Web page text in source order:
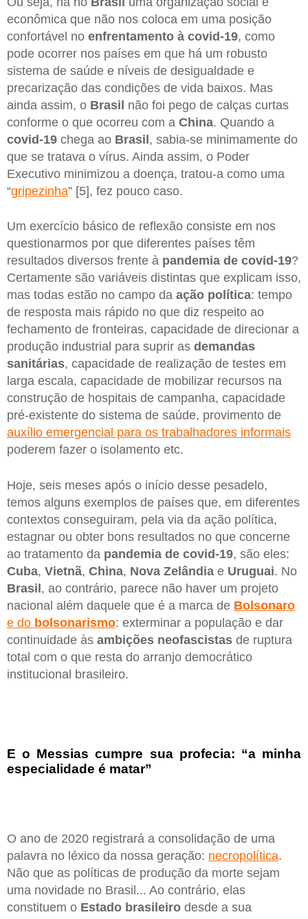
econômica que não nos coloca em uma posição
confortável no enfrentamento à covid-19, como
pode ocorrer nos países em que há um robusto
sistema de saúde e níveis de desigualdade e
precarização das condições de vida baixos. Mas
ainda assim, o Brasil não foi pego de calças curtas
conforme o que ocorreu com a China. Quando a
covid-19 chega ao Brasil, sabia-se minimamente do
que se tratava o vírus. Ainda assim, o Poder
Executivo minimizou a doença, tratou-a como uma
“gripezinha” [5], fez pouco caso.
Um exercício básico de reflexão consiste em nos
questionarmos por que diferentes países têm
resultados diversos frente à pandemia de covid-19?
Certamente são variáveis distintas que explicam isso,
mas todas estão no campo da ação política: tempo
de resposta mais rápido no que diz respeito ao
fechamento de fronteiras, capacidade de direcionar a
produção industrial para suprir as demandas
sanitárias, capacidade de realização de testes em
larga escala, capacidade de mobilizar recursos na
construção de hospitais de campanha, capacidade
pré-existente do sistema de saúde, provimento de
auxílio emergencial para os trabalhadores informais
poderem fazer o isolamento etc.
Hoje, seis meses após o início desse pesadelo,
temos alguns exemplos de países que, em diferentes
contextos conseguiram, pela via da ação política,
estagnar ou obter bons resultados no que concerne
ao tratamento da pandemia de covid-19, são eles:
Cuba, Vietnã, China, Nova Zelândia e Uruguai. No
Brasil , ao contrário, parece não haver um projeto
nacional além daquele que é a marca de Bolsonaro
e do bolsonarismo: exterminar a população e dar
continuidade às ambições neofascistas de ruptura
total com o que resta do arranjo democrático
institucional brasileiro.
E o Messias cumpre sua profecia: “a minha
especialidade é matar”
O ano de 2020 registrará a consolidação de uma
palavra no léxico da nossa geração: necropolítica.
Não que as políticas de produção da morte sejam
uma novidade no Brasil... Ao contrário, elas
constituem o Estado brasileiro desde a sua